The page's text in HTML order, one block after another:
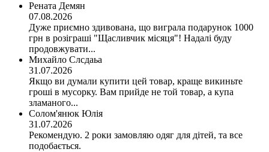
Рената Демян
07.08.2026
Дуже приємно здивована, що виграла подарунок 1000
грн в розіграші "Щасливчик місяця"! Надалі буду
продовжувати...
Михайло Слсдаьа
31.07.2026
Якщо ви думали купити цей товар, краще викиньте
гроші в мусорку. Вам прийде не той товар, а купа
зламаного...
Солом'янюк Юлія
31.07.2026
Рекомендую. 2 роки замовляю одяг для дітей, та все
подобається.